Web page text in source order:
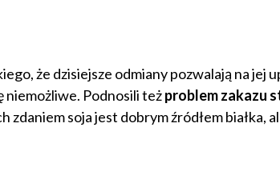
że dzisiejsze odmiany pozwalają na jej
niemożliwe. Podnosili teżproblem zakazu
zdaniem soja jest dobrym źródłem białka,